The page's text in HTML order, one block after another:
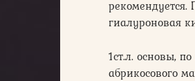
гиалуроновая
1ст.л. основы,
абрикосового